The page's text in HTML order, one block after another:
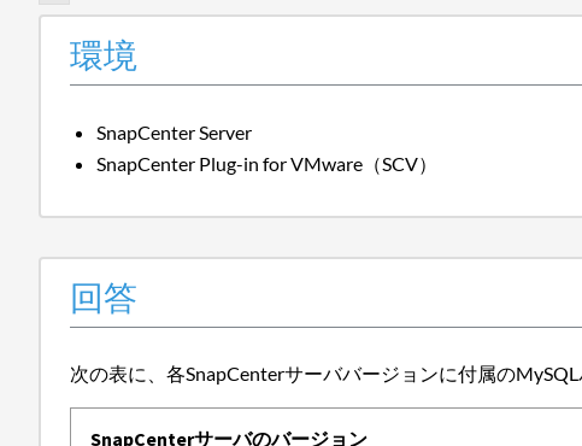
環境
SnapCenter Server
SnapCenter Plug-in for VMware（SCV）
回答
次の表に、各SnapCenterサーババージョンに付属のMySQL
SnapCenterサーバのバージョン